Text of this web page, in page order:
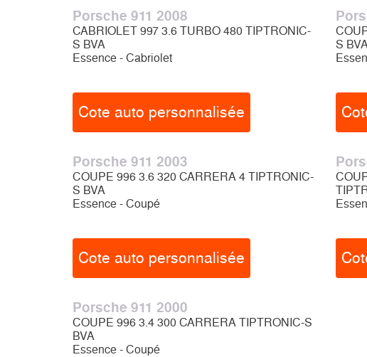
Porsche 911 2008
CABRIOLET 997 3.6 TURBO 480 TIPTRONIC-
S BVA
Essence - Cabriolet
Cote auto personnalisée
S
Porsche 911 2003
COUPE 996 3.6 320 CARRERA 4 TIPTRONIC-
S BVA
Essence - Coupé
Cote auto personnalisée
Porsche 911 2000
COUPE 996 3.4 300 CARRERA TIPTRONIC-S
BVA
Essence - Coupé